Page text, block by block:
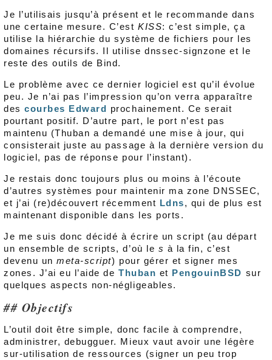
Je l’utilisais jusqu’à présent et le recommande dans
une certaine mesure. C’estKISS: c’est simple, ça
utilise la hiérarchie du système de fichiers pour les
domaines récursifs. Il utilise dnssec-signzone et le
reste des outils de Bind.
Le problème avec ce dernier logiciel est qu’il évolue
peu. Je n’ai pas l’impression qu’on verra apparaître
descourbes Edward prochainement. Ce serait
pourtant positif. D’autre part, le port n’est pas
maintenu (Thuban a demandé une mise à jour, qui
consisterait juste au passage à la dernière version du
logiciel, pas de réponse pour l’instant).
Je restais donc toujours plus ou moins à l’écoute
d’autres systèmes pour maintenir ma zone DNSSEC,
et j’ai (re)découvert récemment Ldns, qui de plus est
maintenant disponible dans les ports.
Je me suis donc décidé à écrire un script (au départ
un ensemble de scripts, d’où le s à la fin, c’est
devenu unmeta-script) pour gérer et signer mes
zones. J’ai eu l’aide deThuban et PengouinBSD sur
quelques aspects non-négligeables.
Objectifs
L’outil doit être simple, donc facile à comprendre,
administrer, debugguer. Mieux vaut avoir une légère
sur-utilisation de ressources (signer un peu trop